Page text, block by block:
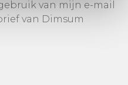
van mijn e-mail
van Dimsum